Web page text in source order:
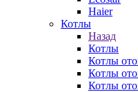
Haier
Котлы
Назад
Котлы
Котлы
Котлы
Котлы